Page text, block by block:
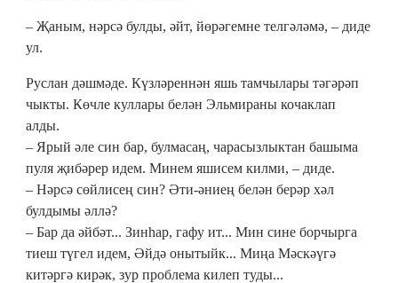
– Җаным, нәрсә булды, әйт, йөрәгемне телгәләмә, – диде
ул.
Руслан дәшмәде. Күзләреннән яшь тамчылары тәгәрәп
чыкты. Көчле куллары белән Эльмираны кочаклап
алды.
– Ярый әле син бар, булмасаң, чарасызлыктан башыма
пуля җибәрер идем. Минем яшисем килми, – диде.
– Нәрсә сөйлисең син? Әти-әниең белән берәр хәл
булдымы әллә?
– Бар да әйбәт... Зинһар, гафу ит... Мин сине борчырга
тиеш түгел идем, Әйдә онытыйк... Миңа Мәскәүгә
китәргә кирәк, зур проблема килеп туды...